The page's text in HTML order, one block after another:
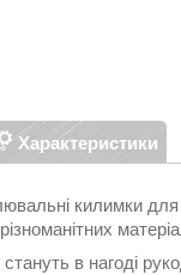
Характеристики
килимки
стануть в нагоді